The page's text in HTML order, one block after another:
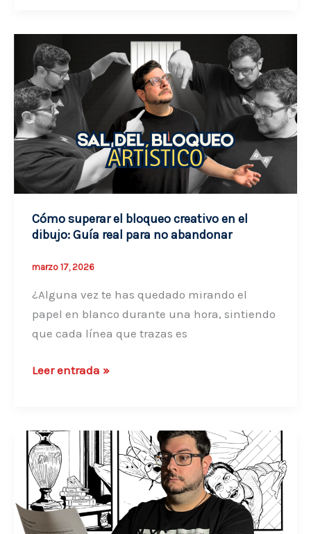
de
Cómic:
Cómo
publicar
tu
obra
en
papel
sin
en
intento
Cómo superar el bloqueo creativo en el
dibujo: Guía real para no abandonar
marzo 17, 2026
¿Alguna vez te has quedado mirando el
papel en blanco durante una hora, sintiendo
que cada línea que trazas es
Cómo
bloqueo
creativo
en
el
dibujo:
Guía
Leer entrada »